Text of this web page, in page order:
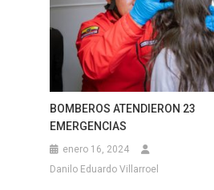
BOMBEROS ATENDIERON 23
EMERGENCIAS
enero 16, 2024
Danilo Eduardo Villarroel